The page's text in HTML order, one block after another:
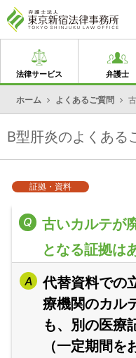
法律サービス 弁護士
ホーム よくあるご質問
B型肝炎のよくある
証拠・資料
古いカルテが
となる証拠は
代替資料での
療機関のカル
も、別の医療
（一定期間